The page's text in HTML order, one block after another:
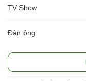
TV Show
Đàn ông